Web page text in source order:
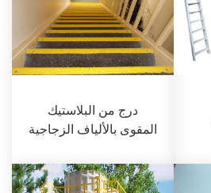
درج من البلاستيك
المقوى بالألياف الزجاجية